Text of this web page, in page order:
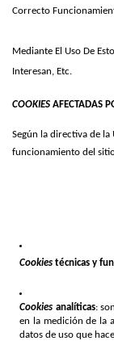
Correcto
Mediante El Uso De
Interesan, Etc.
COOKIES AFECTADAS
Según la directiva de la
funcionamiento del
Cookies técnicas y
Cookies analíticas:
en la medición de la
datos de uso que